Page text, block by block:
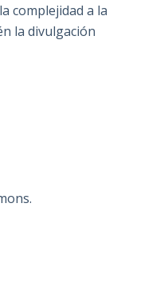
complejidad a la
la divulgación
.